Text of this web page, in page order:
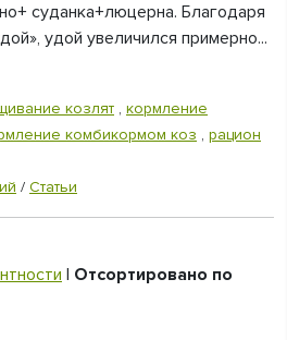
суданка+люцерна. Благодаря
удой увеличился примерно...
козлят , кормление
комбикормом коз , рацион
/ Статьи
| Отсортировано по